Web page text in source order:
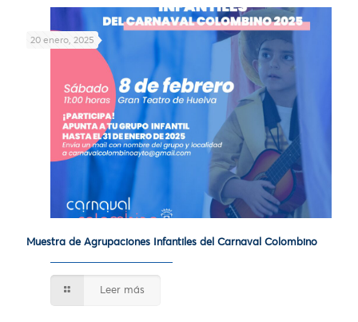
20 enero, 2025
Muestra de Agrupaciones Infantiles del Carnaval Colombino
Leer más